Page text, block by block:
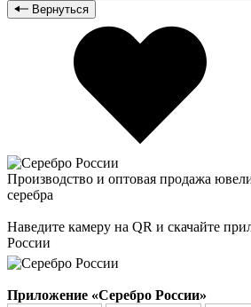
Вернуться
Производство и оптовая продажа
серебра
Наведите камеру на QR и скачайте
России
Приложение «Серебро России»